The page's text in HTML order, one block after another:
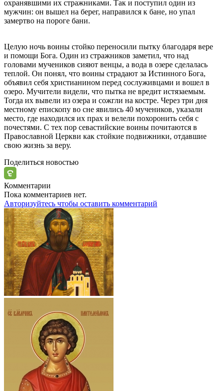
охранявшими их стражниками. Так и поступил один из
мужчин: он вышел на берег, направился к бане, но упал
замертво на пороге бани.
Целую ночь воины стойко переносили пытку благодаря вере
и помощи Бога. Один из стражников заметил, что над
головами мучеников сияют венцы, а вода в озере сделалась
теплой. Он понял, что воины страдают за Истинного Бога,
объявил себя христианином перед сослуживцами и вошел в
озеро. Мучители видели, что пытка не вредит истязаемым.
Тогда их вывели из озера и сожгли на костре. Через три дня
местному епископу во сне явились 40 мучеников, указали
место, где находился их прах и велели похоронить себя с
почестями. С тех пор севастийские воины почитаются в
Православной Церкви как стойкие подвижники, отдавшие
свою жизнь за веру.
Поделиться новостью
Комментарии
Пока комментариев нет.
Авторизуйтесь чтобы оставить комментарий